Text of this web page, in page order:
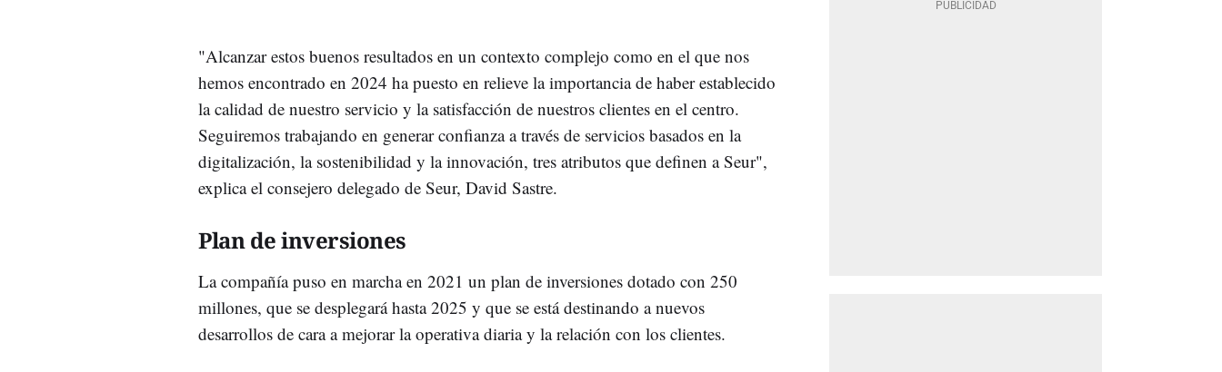
"Alcanzar estos buenos resultados en un contexto complejo como en el que nos
hemos encontrado en 2024 ha puesto en relieve la importancia de haber establecido
la calidad de nuestro servicio y la satisfacción de nuestros clientes en el centro.
Seguiremos trabajando en generar confianza a través de servicios basados en la
digitalización, la sostenibilidad y la innovación, tres atributos que definen a Seur",
explica el consejero delegado de Seur, David Sastre.
Plan de inversiones
La compañía puso en marcha en 2021 un plan de inversiones dotado con 250
millones, que se desplegará hasta 2025 y que se está destinando a nuevos
desarrollos de cara a mejorar la operativa diaria y la relación con los clientes.